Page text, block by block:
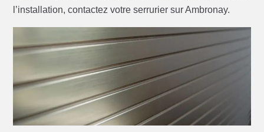
l’installation, contactez votre serrurier sur Ambronay.